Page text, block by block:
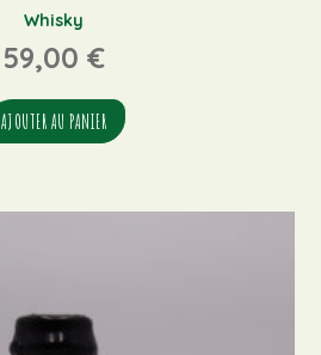
Whisky
59,00 €
AJOUTER AU PANIER